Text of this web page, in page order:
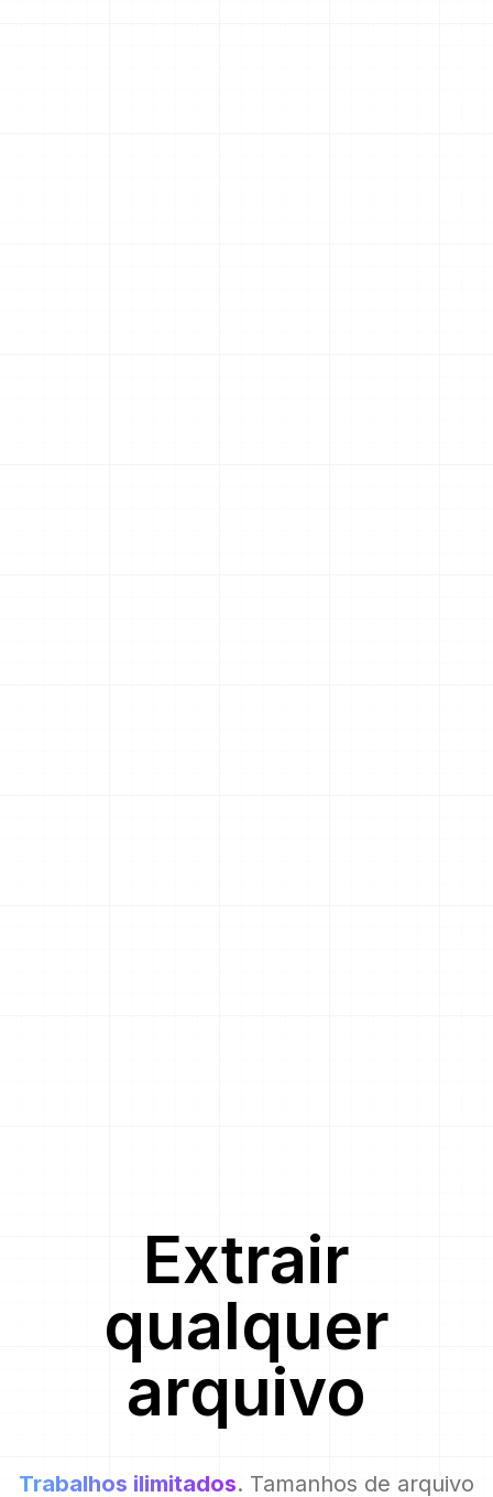
Extrair
qualquer
arquivo
Trabalhos ilimitados. Tamanhos de arquivo